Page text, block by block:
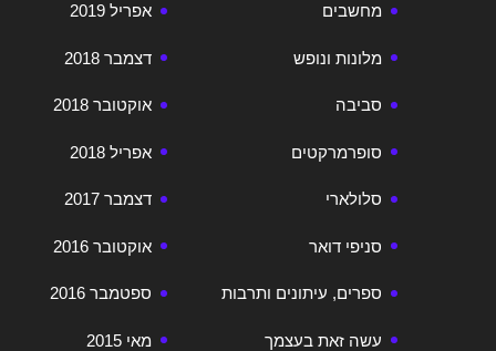
אפריל 2019
דצמבר 2018
אוקטובר 2018
אפריל 2018
דצמבר 2017
אוקטובר 2016
ספטמבר 2016
מאי 2015
מחשבים
מלונות ונופש
סביבה
סופרמרקטים
סלולארי
סניפי דואר
ספרים, עיתונים ותרבות
עשה זאת בעצמך